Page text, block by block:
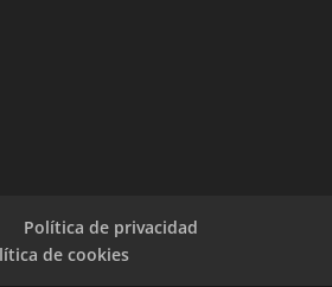
Política de privacidad
de cookies